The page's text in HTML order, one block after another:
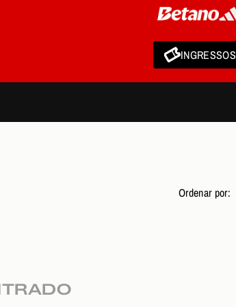
INGRESSOS
Ordenar por: